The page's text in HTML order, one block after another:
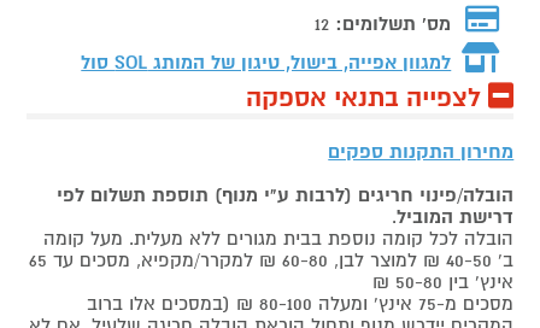
מס' תשלומים: 12
למגוון אפייה, בישול, טיגון של המותג SOL סול
לצפייה בתנאי אספקה
מחירון התקנות ספקים
הובלה/פינוי חריגים (לרבות ע"י מנוף) תוספת תשלום לפי
דרישת המוביל.
הובלה לכל קומה נוספת בבית מגורים ללא מעלית. מעל קומה
ב' 40-50 ₪ למוצר לבן, 60-80 ₪ למקרר/מקפיא, מסכים עד 65
אינץ' בין 50-80 ₪
מסכים מ-75 אינץ' ומעלה 80-100 ₪ (במסכים אלו ברוב